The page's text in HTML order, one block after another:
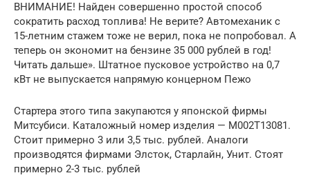
ВНИМАНИЕ! Найден совершенно простой способ
сократить расход топлива! Не верите? Автомеханик с
15-летним стажем тоже не верил, пока не попробовал. А
теперь он экономит на бензине 35 000 рублей в год!
Читать дальше». Штатное пусковое устройство на 0,7
кВт не выпускается напрямую концерном Пежо
Стартера этого типа закупаются у японской фирмы
Митсубиси. Каталожный номер изделия — M002T13081.
Стоит примерно 3 или 3,5 тыс. рублей. Аналоги
производятся фирмами Элсток, Старлайн, Унит. Стоят
примерно 2-3 тыс. рублей